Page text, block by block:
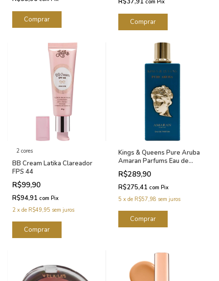
com Pix
Comprar
2 cores
BB Cream Latika Clareador
FPS 44
R$99,90
R$94,91 com Pix
2 x de R$49,95 sem juros
Comprar
Kings & Queens Pure Aruba
Amaran Parfums Eau de
Parfum - Perfume Feminino
100ml
R$289,90
R$275,41 com Pix
5 x de R$57,98 sem juros